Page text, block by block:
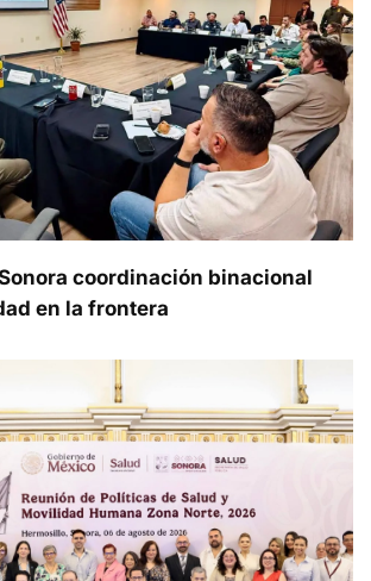
coordinación binacional
en la frontera